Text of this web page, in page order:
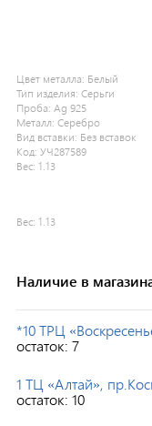
Цвет металла: Белый
Тип изделия: Серьги
Проба: Ag 925
Металл: Серебро
Вид вставки: Без вставок
Код: УЧ287589
Вес: 1.13
Вес: 1.13
Наличие в
*10 ТРЦ
остаток: 7
1 ТЦ «Алтай»,
остаток: 10